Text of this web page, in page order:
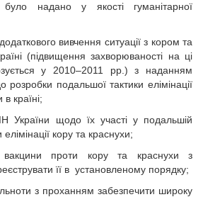
надано у якості гуманітарної
вивчення ситуації з кором та
(підвищення захворюваності на ці
у 2010–2011 рр.) з наданням
розробки подальшої тактики елімінації
країні;
України щодо їх участі у подальшій
елімінації кору та краснухи;
проти кору та краснухи з
її в установленому порядку;
з проханням забезпечити широку